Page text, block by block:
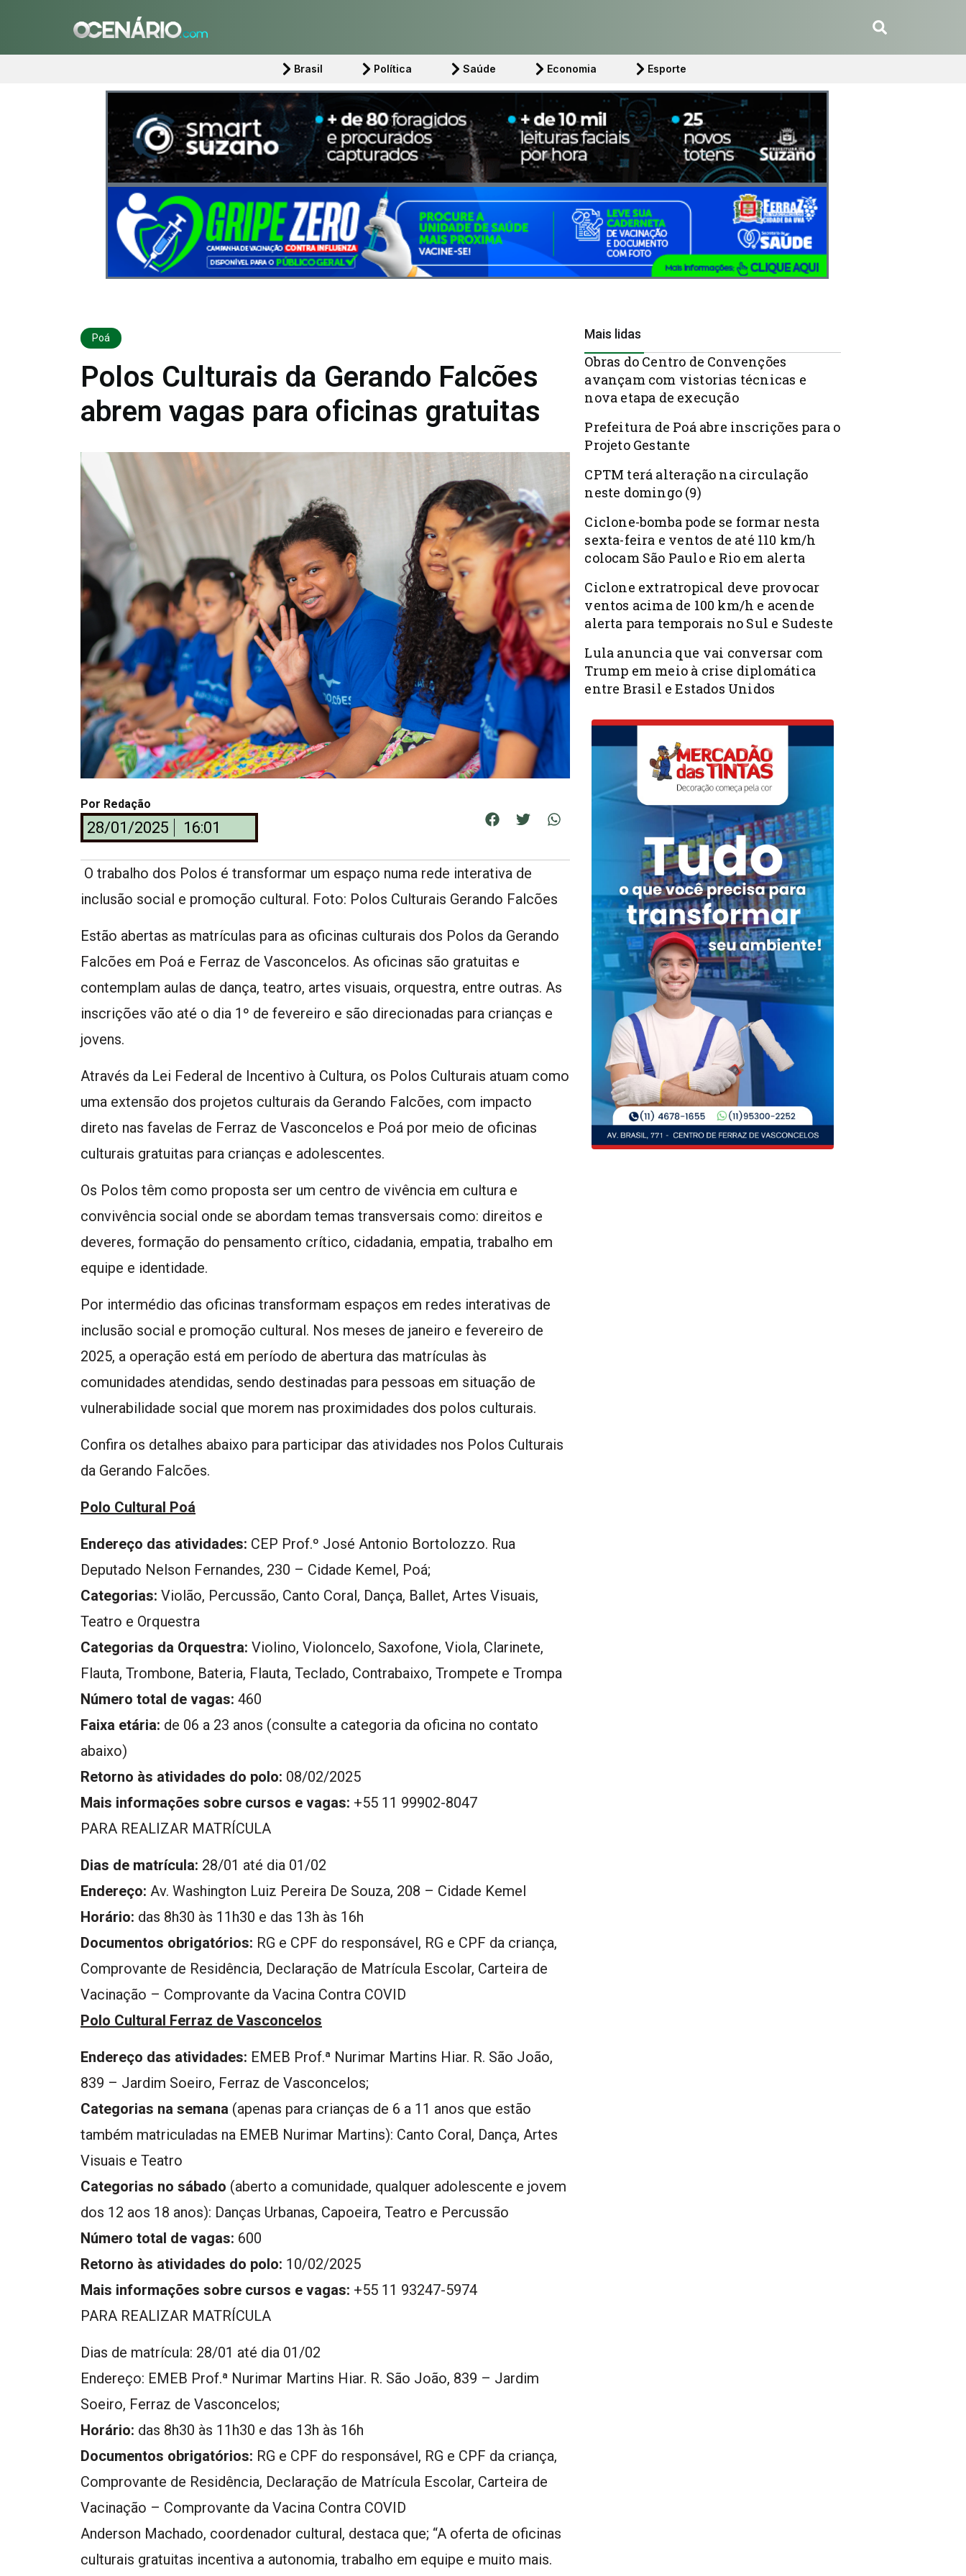
Brasil Política Saúde Economia Esporte
Poá
Polos Culturais da Gerando Falcões
abrem vagas para oficinas gratuitas
Por Redação
28/01/2025 16:01
O trabalho dos Polos é transformar um espaço numa rede interativa de
inclusão social e promoção cultural. Foto: Polos Culturais Gerando Falcões
Estão abertas as matrículas para as oficinas culturais dos Polos da Gerando
Falcões em Poá e Ferraz de Vasconcelos. As oficinas são gratuitas e
contemplam aulas de dança, teatro, artes visuais, orquestra, entre outras. As
inscrições vão até o dia 1º de fevereiro e são direcionadas para crianças e
jovens.
Através da Lei Federal de Incentivo à Cultura, os Polos Culturais atuam como
uma extensão dos projetos culturais da Gerando Falcões, com impacto
direto nas favelas de Ferraz de Vasconcelos e Poá por meio de oficinas
culturais gratuitas para crianças e adolescentes.
Os Polos têm como proposta ser um centro de vivência em cultura e
convivência social onde se abordam temas transversais como: direitos e
deveres, formação do pensamento crítico, cidadania, empatia, trabalho em
equipe e identidade.
Por intermédio das oficinas transformam espaços em redes interativas de
inclusão social e promoção cultural. Nos meses de janeiro e fevereiro de
2025, a operação está em período de abertura das matrículas às
comunidades atendidas, sendo destinadas para pessoas em situação de
vulnerabilidade social que morem nas proximidades dos polos culturais.
Confira os detalhes abaixo para participar das atividades nos Polos Culturais
da Gerando Falcões.
Polo Cultural Poá
Endereço das atividades: CEP Prof.º José Antonio Bortolozzo. Rua
Deputado Nelson Fernandes, 230 – Cidade Kemel, Poá;
Categorias: Violão, Percussão, Canto Coral, Dança, Ballet, Artes Visuais,
Teatro e Orquestra
Categorias da Orquestra: Violino, Violoncelo, Saxofone, Viola, Clarinete,
Flauta, Trombone, Bateria, Flauta, Teclado, Contrabaixo, Trompete e Trompa
Número total de vagas: 460
Faixa etária: de 06 a 23 anos (consulte a categoria da oficina no contato
abaixo)
Retorno às atividades do polo: 08/02/2025
Mais informações sobre cursos e vagas: +55 11 99902-8047
PARA REALIZAR MATRÍCULA
Dias de matrícula: 28/01 até dia 01/02
Endereço: Av. Washington Luiz Pereira De Souza, 208 – Cidade Kemel
Horário: das 8h30 às 11h30 e das 13h às 16h
Documentos obrigatórios: RG e CPF do responsável, RG e CPF da criança,
Comprovante de Residência, Declaração de Matrícula Escolar, Carteira de
Vacinação – Comprovante da Vacina Contra COVID
Polo Cultural Ferraz de Vasconcelos
Endereço das atividades: EMEB Prof.ª Nurimar Martins Hiar. R. São João,
839 – Jardim Soeiro, Ferraz de Vasconcelos;
Categorias na semana (apenas para crianças de 6 a 11 anos que estão
também matriculadas na EMEB Nurimar Martins): Canto Coral, Dança, Artes
Visuais e Teatro
Categorias no sábado (aberto a comunidade, qualquer adolescente e jovem
dos 12 aos 18 anos): Danças Urbanas, Capoeira, Teatro e Percussão
Número total de vagas: 600
Retorno às atividades do polo: 10/02/2025
Mais informações sobre cursos e vagas: +55 11 93247-5974
PARA REALIZAR MATRÍCULA
Dias de matrícula: 28/01 até dia 01/02
Endereço: EMEB Prof.ª Nurimar Martins Hiar. R. São João, 839 – Jardim
Soeiro, Ferraz de Vasconcelos;
Horário: das 8h30 às 11h30 e das 13h às 16h
Documentos obrigatórios: RG e CPF do responsável, RG e CPF da criança,
Comprovante de Residência, Declaração de Matrícula Escolar, Carteira de
Vacinação – Comprovante da Vacina Contra COVID
Anderson Machado, coordenador cultural, destaca que; “A oferta de oficinas
culturais gratuitas incentiva a autonomia, trabalho em equipe e muito mais.
Mais lidas
Obras do Centro de Convenções
avançam com vistorias técnicas e
nova etapa de execução
Prefeitura de Poá abre inscrições para o
Projeto Gestante
CPTM terá alteração na circulação
neste domingo (9)
Ciclone-bomba pode se formar nesta
sexta-feira e ventos de até 110 km/h
colocam São Paulo e Rio em alerta
Ciclone extratropical deve provocar
ventos acima de 100 km/h e acende
alerta para temporais no Sul e Sudeste
Lula anuncia que vai conversar com
Trump em meio à crise diplomática
entre Brasil e Estados Unidos